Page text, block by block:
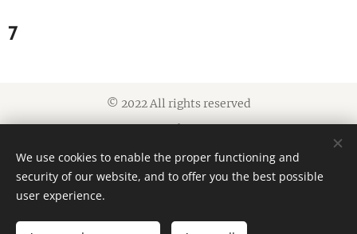
7
© 2022 All rights reserved
Languages
American English
العربية
We use cookies to enable the proper functioning and
security of our website, and to offer you the best possible
user experience.